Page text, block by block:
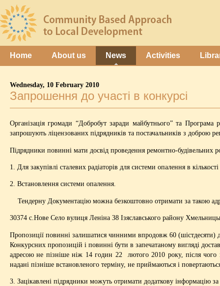
Home About us News Activities
Wednesday, 10 February 2010
Запрошення до участі в конкурсі
Організація громади “Добробут заради майбутнього” та
запрошують ліцензованих підрядників та постачальників з доброю
Підрядники повинні мати досвід проведення ремонтно-будівельних
1. Для закупівлі сталевих радіаторів для системи опалення в
2. Встановлення системи опалення.
Тендерну Документацію можна безкоштовно отримати за такою
30374 с.Нове Село вулиця Леніна 38 Ізяславського району
Пропозиції повинні залишатися чинними впродовж 60 (шістдесяти)
Конкурсних пропозицій і повинні бути в запечатаному вигляді
адресою не пізніше ніж 14 годин 22 лютого 2010 року, після чого
надані пізніше встановленого терміну, не приймаються і
3. Зацікавлені підрядники можуть отримати додаткову інформацію